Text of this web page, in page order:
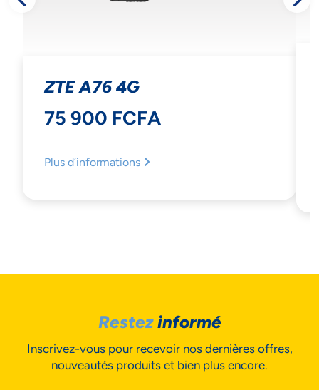
ZTE A76 4G
75 900 FCFA
Plus d’informations
Restezinformé
Inscrivez-vous pour recevoir nos dernières offres,
nouveautés produits et bien plus encore.
NOUS ACCORDONS DE